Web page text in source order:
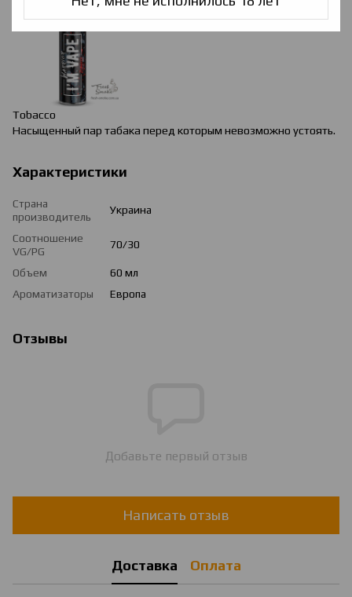
Tobacco
Насыщенный пар табака перед которым невозможно устоять.
Характеристики
Страна
производитель
Украина
Соотношение
VG/PG
70/30
Объем
60 мл
Ароматизаторы
Европа
Отзывы
Добавьте первый отзыв
Написать отзыв
Доставка Оплата